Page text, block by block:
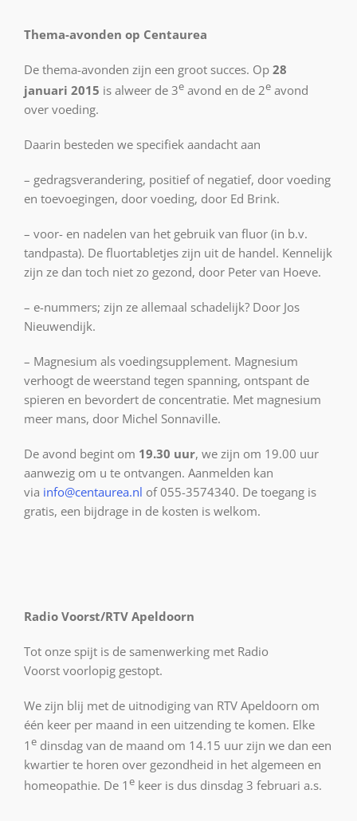
Thema-avonden op Centaurea
De thema-avonden zijn een groot succes. Op 28
januari 2015 is alweer de 3e avond en de 2e avond
over voeding.
Daarin besteden we specifiek aandacht aan
– gedragsverandering, positief of negatief, door voeding
en toevoegingen, door voeding, door Ed Brink.
– voor- en nadelen van het gebruik van fluor (in b.v.
tandpasta). De fluortabletjes zijn uit de handel. Kennelijk
zijn ze dan toch niet zo gezond, door Peter van Hoeve.
– e-nummers; zijn ze allemaal schadelijk? Door Jos
Nieuwendijk.
– Magnesium als voedingsupplement. Magnesium
verhoogt de weerstand tegen spanning, ontspant de
spieren en bevordert de concentratie. Met magnesium
meer mans, door Michel Sonnaville.
De avond begint om 19.30 uur, we zijn om 19.00 uur
aanwezig om u te ontvangen. Aanmelden kan
via info@centaurea.nl of 055-3574340. De toegang is
gratis, een bijdrage in de kosten is welkom.
Radio Voorst/RTV Apeldoorn
Tot onze spijt is de samenwerking met Radio
Voorst voorlopig gestopt.
We zijn blij met de uitnodiging van RTV Apeldoorn om
één keer per maand in een uitzending te komen. Elke
1e dinsdag van de maand om 14.15 uur zijn we dan een
kwartier te horen over gezondheid in het algemeen en
homeopathie. De 1e keer is dus dinsdag 3 februari a.s.